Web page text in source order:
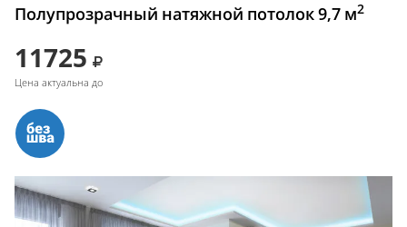
Полупрозрачный натяжной потолок 9,7 м2
11725
Цена актуальна до